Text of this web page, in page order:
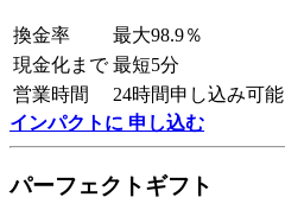
換金率
最大98.9％
現金化まで 最短5分
営業時間
24時間申し込み可能
インパクトに 申し込む
パーフェクトギフト